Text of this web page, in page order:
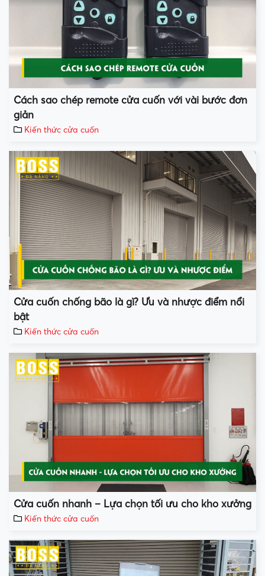
Cách sao chép remote cửa cuốn với vài bước đơn
giản
Kiến thức cửa cuốn
Cửa cuốn chống bão là gì? Ưu và nhược điểm nổi
bật
Kiến thức cửa cuốn
Cửa cuốn nhanh – Lựa chọn tối ưu cho kho xưởng
Kiến thức cửa cuốn